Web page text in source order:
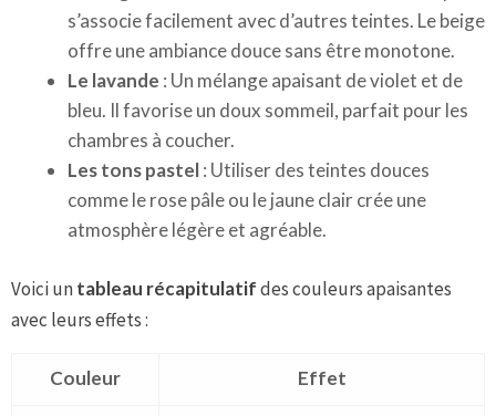
s’associe facilement avec d’autres teintes. Le beige
offre une ambiance douce sans être monotone.
Le lavande : Un mélange apaisant de violet et de
bleu. Il favorise un doux sommeil, parfait pour les
chambres à coucher.
Les tons pastel: Utiliser des teintes douces
comme le rose pâle ou le jaune clair crée une
atmosphère légère et agréable.
Voici untableau récapitulatifdes couleurs apaisantes
avec leurs effets :
Couleur Effet